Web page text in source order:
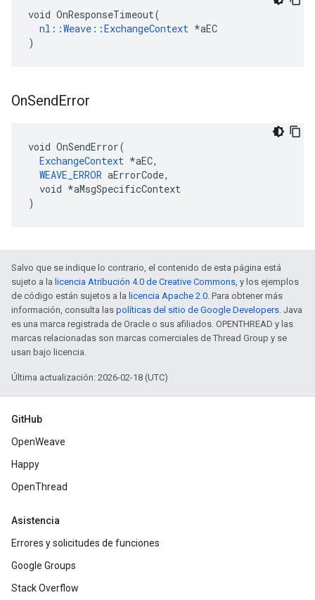
void OnResponseTimeout(
nl::Weave::ExchangeContext *aEC
)
OnSendError
void OnSendError(
ExchangeContext *aEC,
WEAVE_ERROR aErrorCode,
  void *aMsgSpecificContext
)
Salvo que se indique lo contrario, el contenido de esta página está
sujeto a la licencia Atribución 4.0 de Creative Commons, y los ejemplos
de código están sujetos a la licencia Apache 2.0. Para obtener más
información, consulta las políticas del sitio de Google Developers. Java
es una marca registrada de Oracle o sus afiliados. OPENTHREAD y las
marcas relacionadas son marcas comerciales de Thread Group y se
usan bajo licencia.
Última actualización: 2026-02-18 (UTC)
GitHub
OpenWeave
Happy
OpenThread
Asistencia
Errores y solicitudes de funciones
Google Groups
Stack Overflow